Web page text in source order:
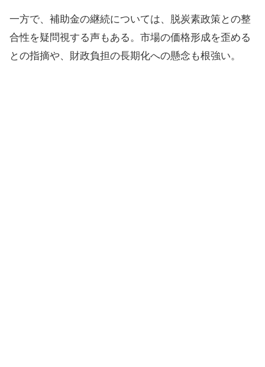
一方で、補助金の継続については、脱炭素政策との整
合性を疑問視する声もある。市場の価格形成を歪める
との指摘や、財政負担の長期化への懸念も根強い。